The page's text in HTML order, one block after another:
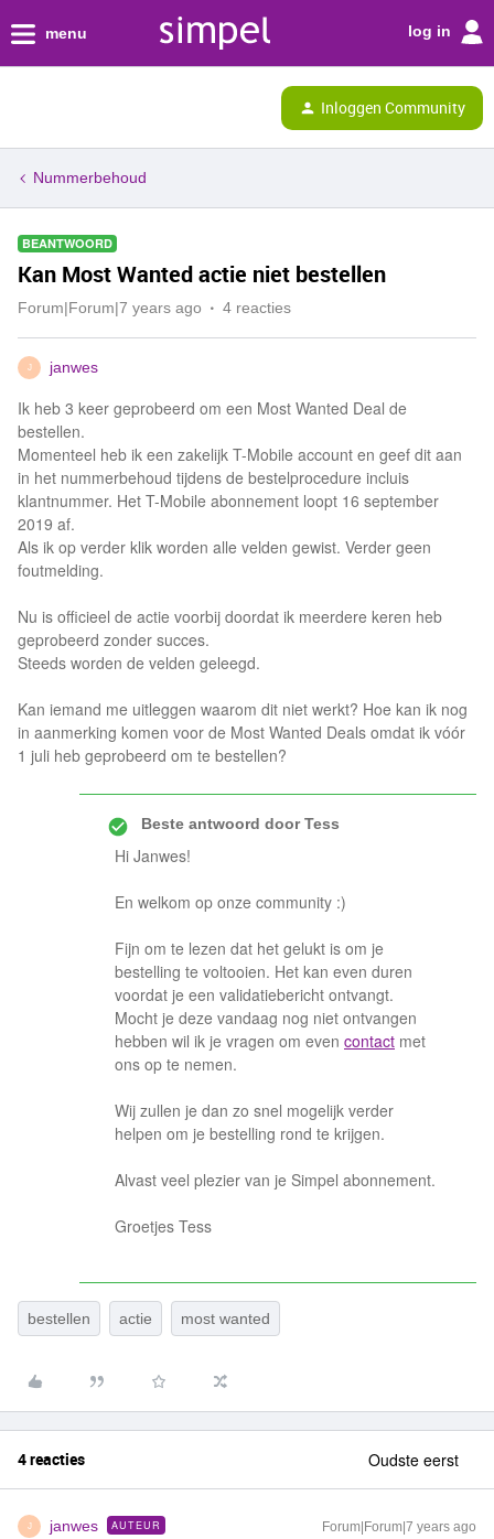
menu log in
Inloggen Community
Nummerbehoud
BEANTWOORD
Kan Most Wanted actie niet bestellen
Forum|Forum|7 years ago 4 reacties
J janwes
Ik heb 3 keer geprobeerd om een Most Wanted Deal de
bestellen.
Momenteel heb ik een zakelijk T-Mobile account en geef dit aan
in het nummerbehoud tijdens de bestelprocedure incluis
klantnummer. Het T-Mobile abonnement loopt 16 september
2019 af.
Als ik op verder klik worden alle velden gewist. Verder geen
foutmelding.
Nu is officieel de actie voorbij doordat ik meerdere keren heb
geprobeerd zonder succes.
Steeds worden de velden geleegd.
Kan iemand me uitleggen waarom dit niet werkt? Hoe kan ik nog
in aanmerking komen voor de Most Wanted Deals omdat ik vóór
1 juli heb geprobeerd om te bestellen?
Beste antwoord doorTess
Hi Janwes!
En welkom op onze community :)
Fijn om te lezen dat het gelukt is om je
bestelling te voltooien. Het kan even duren
voordat je een validatiebericht ontvangt.
Mocht je deze vandaag nog niet ontvangen
hebben wil ik je vragen om even contact met
ons op te nemen.
Wij zullen je dan zo snel mogelijk verder
helpen om je bestelling rond te krijgen.
Alvast veel plezier van je Simpel abonnement.
Groetjes Tess
bestellen actie most wanted
4 reacties Oudste eerst
J janwes AUTEUR Forum|Forum|7 years ago